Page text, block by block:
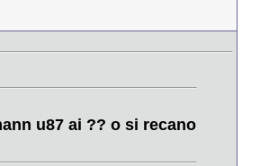
u87 ai ?? o si recano